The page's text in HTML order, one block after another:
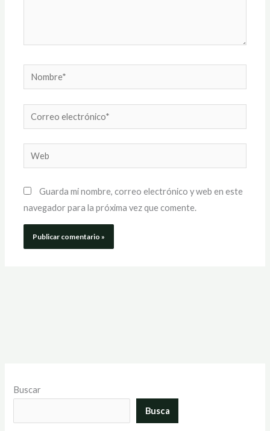
Nombre*
Correo
electrónico*
Web
Guarda mi nombre, correo electrónico y web en este
navegador para la próxima vez que comente.
Buscar
Busca